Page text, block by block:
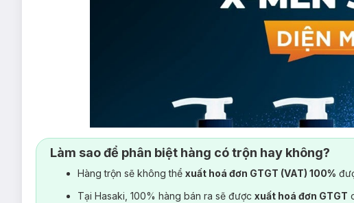
Làm sao để phân biệt hàng có trộn hay không?
Hàng trộn sẽ không thể xuất hoá đơn GTGT (VAT) 100%
Tại Hasaki, 100% hàng bán ra sẽ được xuất hoá đơn GTGT